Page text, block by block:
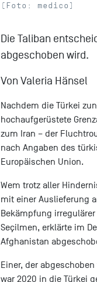
(Foto: medico)
Die Taliban
abgeschoben wird.
Von Valeria Hänsel
Nachdem die Türkei
hochaufgerüstete
zum Iran – der
nach Angaben des
Europäischen Union.
Wem trotz aller
mit einer Auslieferung
Bekämpfung
Seçilmen, erklärte im
Afghanistan
Einer, der
war 2020 in die Türkei